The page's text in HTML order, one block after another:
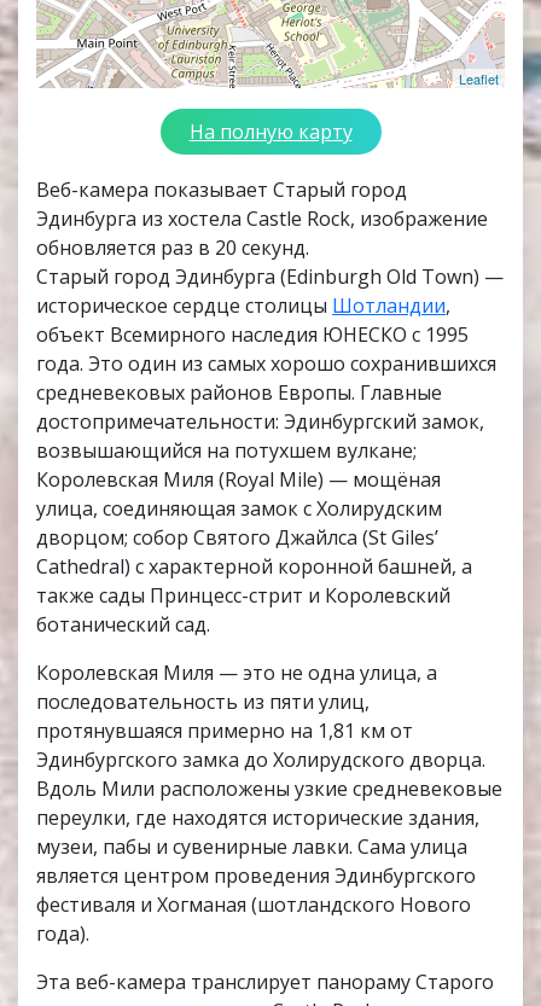
Leaflet
На полную карту
Веб-камера показывает Старый город
Эдинбурга из хостела Castle Rock, изображение
обновляется раз в 20 секунд.
Старый город Эдинбурга (Edinburgh Old Town) —
историческое сердце столицы Шотландии,
объект Всемирного наследия ЮНЕСКО с 1995
года. Это один из самых хорошо сохранившихся
средневековых районов Европы. Главные
достопримечательности: Эдинбургский замок,
возвышающийся на потухшем вулкане;
Королевская Миля (Royal Mile) — мощёная
улица, соединяющая замок с Холирудским
дворцом; собор Святого Джайлса (St Giles’
Cathedral) с характерной коронной башней, а
также сады Принцесс-стрит и Королевский
ботанический сад.
Королевская Миля — это не одна улица, а
последовательность из пяти улиц,
протянувшаяся примерно на 1,81 км от
Эдинбургского замка до Холирудского дворца.
Вдоль Мили расположены узкие средневековые
переулки, где находятся исторические здания,
музеи, пабы и сувенирные лавки. Сама улица
является центром проведения Эдинбургского
фестиваля и Хогманая (шотландского Нового
года).
Эта веб-камера транслирует панораму Старого